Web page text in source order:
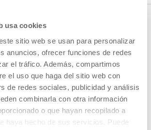
usa cookies
sitio web se usan para personalizar
anuncios, ofrecer funciones de redes
el tráfico. Además, compartimos
el uso que haga del sitio web con
de redes sociales, publicidad y análisis
combinarla con otra información
o que hayan recopilado a
haya hecho de sus servicios. Puede